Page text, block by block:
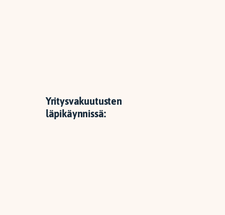
Yritysvakuutusten
läpikäynnissä: